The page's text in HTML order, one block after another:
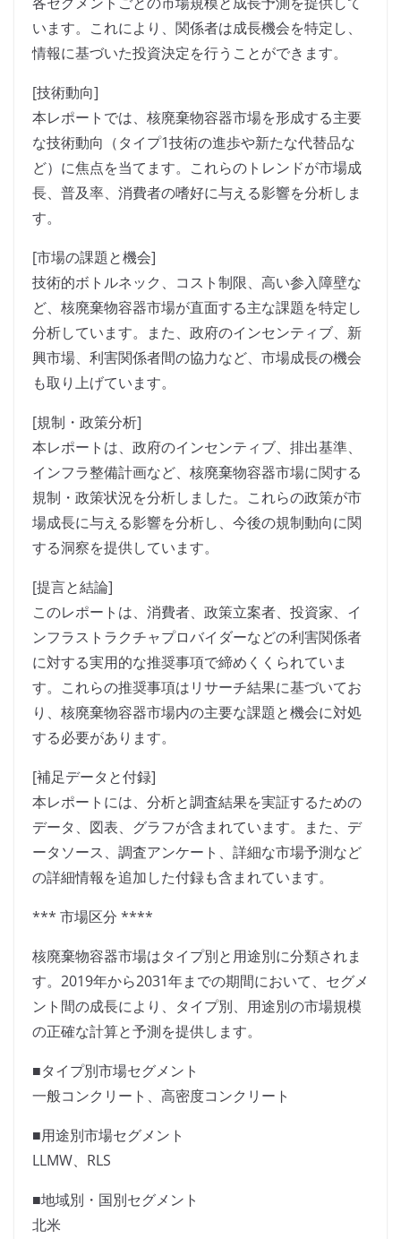
います。これにより、関係者は成長機会を特定し、
情報に基づいた投資決定を行うことができます。
[技術動向]
本レポートでは、核廃棄物容器市場を形成する主要
な技術動向（タイプ1技術の進歩や新たな代替品な
ど）に焦点を当てます。これらのトレンドが市場成
長、普及率、消費者の嗜好に与える影響を分析しま
す。
[市場の課題と機会]
技術的ボトルネック、コスト制限、高い参入障壁な
ど、核廃棄物容器市場が直面する主な課題を特定し
分析しています。また、政府のインセンティブ、新
興市場、利害関係者間の協力など、市場成長の機会
も取り上げています。
[規制・政策分析]
本レポートは、政府のインセンティブ、排出基準、
インフラ整備計画など、核廃棄物容器市場に関する
規制・政策状況を分析しました。これらの政策が市
場成長に与える影響を分析し、今後の規制動向に関
する洞察を提供しています。
[提言と結論]
このレポートは、消費者、政策立案者、投資家、イ
ンフラストラクチャプロバイダーなどの利害関係者
に対する実用的な推奨事項で締めくくられていま
す。これらの推奨事項はリサーチ結果に基づいてお
り、核廃棄物容器市場内の主要な課題と機会に対処
する必要があります。
[補足データと付録]
本レポートには、分析と調査結果を実証するための
データ、図表、グラフが含まれています。また、デ
ータソース、調査アンケート、詳細な市場予測など
の詳細情報を追加した付録も含まれています。
*** 市場区分 ****
核廃棄物容器市場はタイプ別と用途別に分類されま
す。2019年から2031年までの期間において、セグメ
ント間の成長により、タイプ別、用途別の市場規模
の正確な計算と予測を提供します。
■タイプ別市場セグメント
一般コンクリート、高密度コンクリート
■用途別市場セグメント
LLMW、RLS
■地域別・国別セグメント
北米